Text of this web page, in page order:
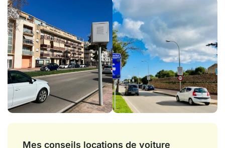
Mes conseils locations de voiture